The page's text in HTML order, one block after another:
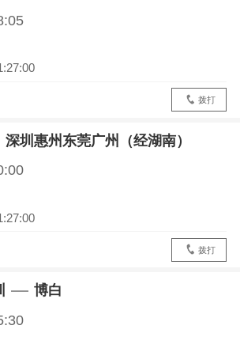
拨打
深圳惠州东莞广州（经湖南）
拨打
博白